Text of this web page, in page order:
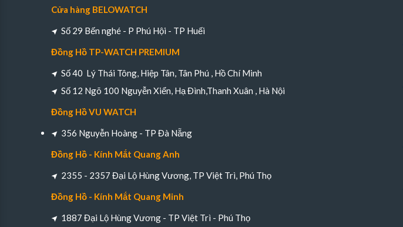
Cửa hàng BELOWATCH
Số 29 Bến nghé - P Phú Hội - TP Huếi
Đồng Hồ TP-WATCH PREMIUM
Số 40 Lý Thái Tông, Hiệp Tân, Tân Phú , Hồ Chí Minh
Số 12 Ngõ 100 Nguyễn Xiển, Hạ Đình,Thanh Xuân , Hà Nội
Đồng Hồ VU WATCH
356 Nguyễn Hoàng - TP Đà Nẵng
Đồng Hồ - Kính Mắt Quang Anh
2355 - 2357 Đại Lộ Hùng Vương, TP Việt Trì, Phú Thọ
Đồng Hồ - Kính Mắt Quang Minh
1887 Đại Lộ Hùng Vương - TP Việt Trì - Phú Thọ